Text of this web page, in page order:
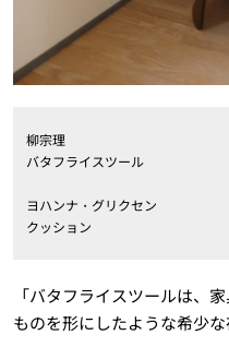
柳宗理
バタフライスツール
ヨハンナ・グリクセン
クッション
「バタフライスツールは、
ものを形にしたような希少な